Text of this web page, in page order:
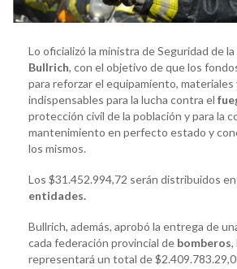
Lo oficializó la ministra de Seguridad de la
Bullrich, con el objetivo de que los
para reforzar el equipamiento,
indispensables para la lucha contra el
protección civil de la población y para la
mantenimiento en perfecto estado y
los mismos.
Los $31.452.994,72 serán distribuidos
entidades.
Bullrich, además, aprobó la entrega de
cada federación provincial de bomberos,
representará un total de